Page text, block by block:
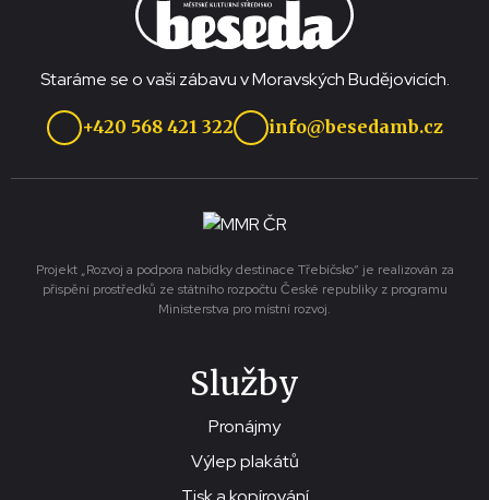
Staráme se o vaši zábavu v Moravských Budějovicích.
+420 568 421 322 info@besedamb.cz
Projekt „Rozvoj a podpora nabídky destinace Třebíčsko“ je realizován za
přispění prostředků ze státního rozpočtu České republiky z programu
Ministerstva pro místní rozvoj.
Služby
Pronájmy
Výlep plakátů